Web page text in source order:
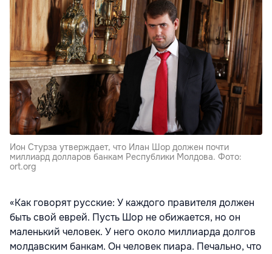
Ион Стурза утверждает, что Илан Шор должен почти
миллиард долларов банкам Республики Молдова. Фото:
ort.org
«Как говорят русские: У каждого правителя должен
быть свой еврей. Пусть Шор не обижается, но он
маленький человек. У него около миллиарда долгов
молдавским банкам. Он человек пиара. Печально, что